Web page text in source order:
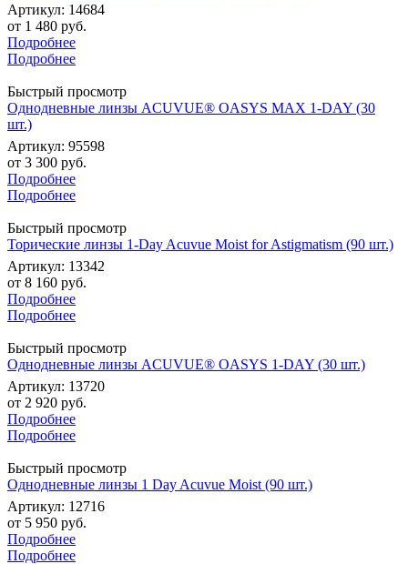
Артикул: 14684
от 1 480 руб.
Подробнее
Подробнее
Быстрый просмотр
Однодневные линзы ACUVUE® OASYS MAX 1-DAY (30
шт.)
Артикул: 95598
от 3 300 руб.
Подробнее
Подробнее
Быстрый просмотр
Торические линзы 1-Day Acuvue Moist for Astigmatism (90 шт.)
Артикул: 13342
от 8 160 руб.
Подробнее
Подробнее
Быстрый просмотр
Однодневные линзы ACUVUE® OASYS 1-DAY (30 шт.)
Артикул: 13720
от 2 920 руб.
Подробнее
Подробнее
Быстрый просмотр
Однодневные линзы 1 Day Acuvue Moist (90 шт.)
Артикул: 12716
от 5 950 руб.
Подробнее
Подробнее